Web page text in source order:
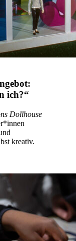
ich?“
Dollhouse
kreativ.